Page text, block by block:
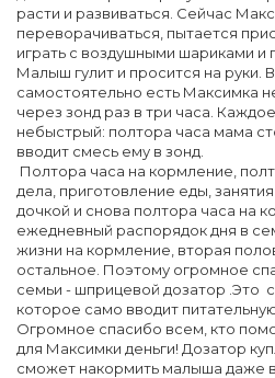
расти и развиваться. Сейчас
переворачиваться, пытается
играть с воздушными шариками
Малыш гулит и просится на руки.
самостоятельно есть Максимка
через зонд раз в три часа.
небыстрый: полтора часа мама
вводит смесь ему в зонд.
Полтора часа на кормление,
дела, приготовление еды,
дочкой и снова полтора часа на
ежедневный распорядок дня в
жизни на кормление, вторая
остальное. Поэтому огромное
семьи - шприцевой дозатор .Это
которое само вводит
Огромное спасибо всем, кто
для Максимки деньги! Дозатор
сможет накормить малыша даже